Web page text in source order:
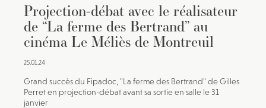
Projection-débat avec le réalisateur
de “La ferme des Bertrand” au
cinéma Le Méliès de Montreuil
25.01.24
Grand succès du Fipadoc, "La ferme des Bertrand" de Gilles
Perret en projection-débat avant sa sortie en salle le 31
janvier